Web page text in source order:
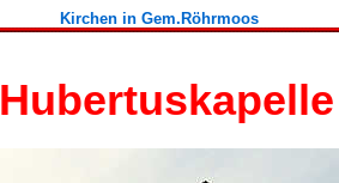
Kirchen in Gem.Röhrmoos